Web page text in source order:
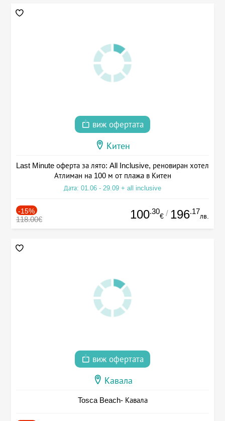
виж офертата
Китен
Last Minute оферта за лято: All Inclusive, реновиран хотел
Атлиман на 100 м от плажа в Китен
Дата: 01.06 - 29.09 + all inclusive
-15%
118.00€ 100.30
€ / 196.17
лв.
виж офертата
Кавала
Tosca Beach- Кавала